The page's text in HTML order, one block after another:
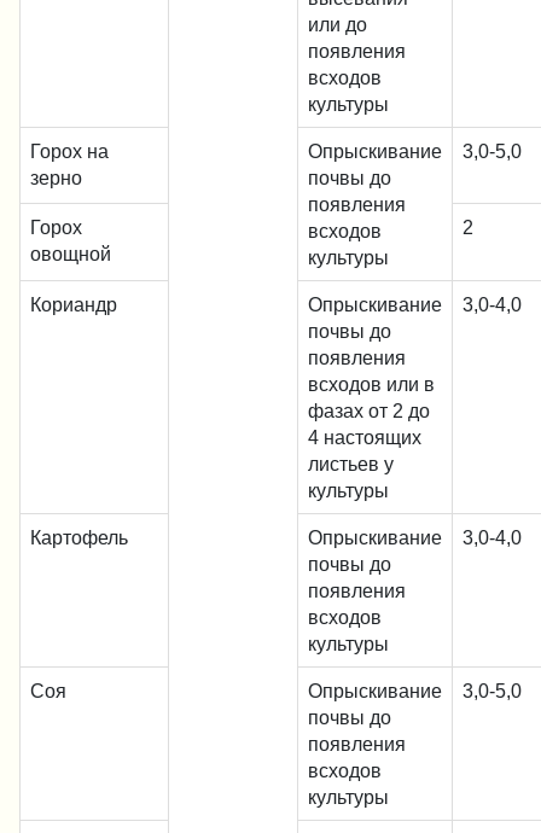
или до
появления
всходов
культуры
Горох на
зерно
Опрыскивание
почвы до
появления
всходов
культуры
3,0-5,0
Горох
овощной
2
Кориандр
Опрыскивание
почвы до
появления
всходов или в
фазах от 2 до
4 настоящих
листьев у
культуры
3,0-4,0
Картофель
Опрыскивание
почвы до
появления
всходов
культуры
3,0-4,0
Соя
Опрыскивание
почвы до
появления
всходов
культуры
3,0-5,0